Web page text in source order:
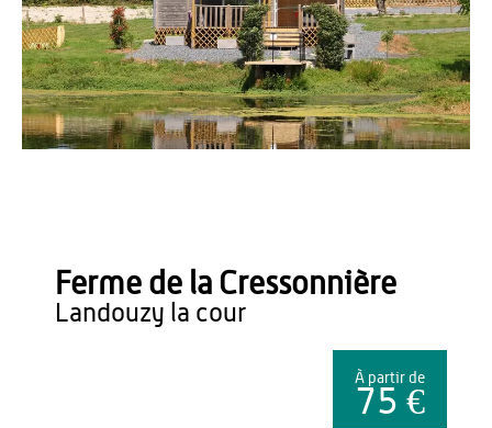
Ferme de la Cressonnière
landouzy la cour
À partir de
75 €